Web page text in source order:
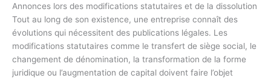
Annonces lors des modifications statutaires et de la dissolution
Tout au long de son existence, une entreprise connaît des
évolutions qui nécessitent des publications légales. Les
modifications statutaires comme le transfert de siège social, le
changement de dénomination, la transformation de la forme
juridique ou l’augmentation de capital doivent faire l’objet